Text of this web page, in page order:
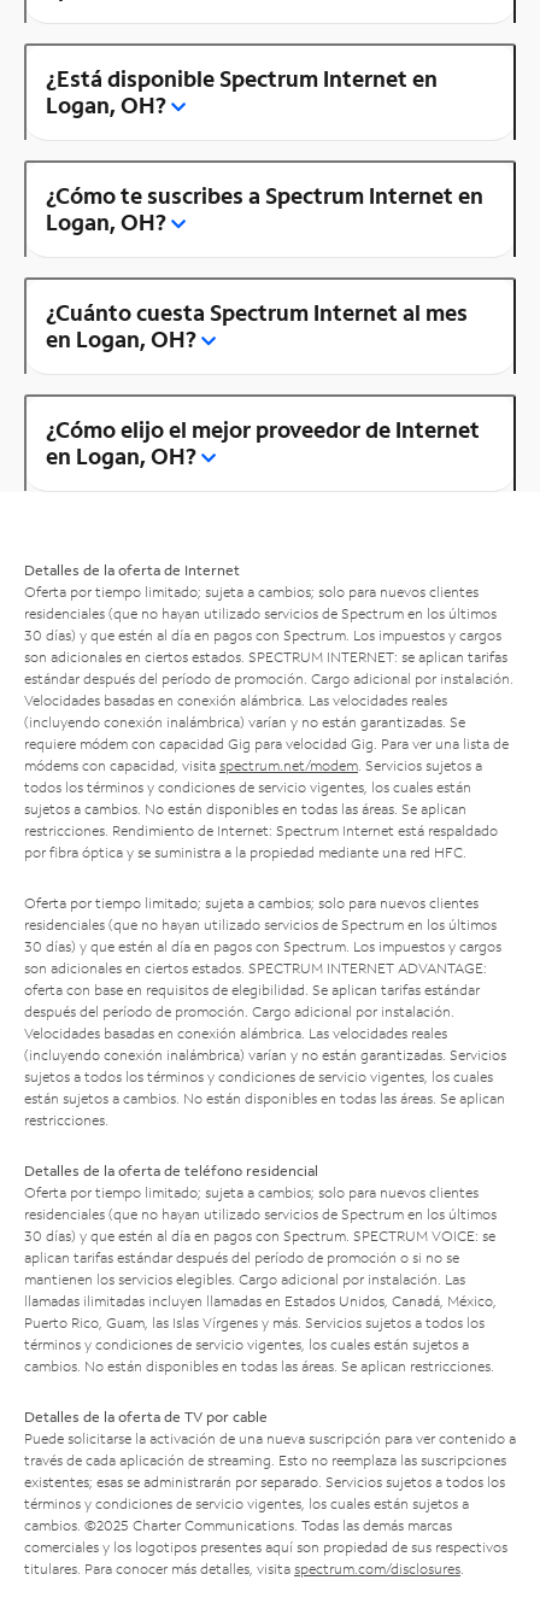
¿Está disponible Spectrum Internet en
Logan, OH?
¿Cómo te suscribes a Spectrum Internet en
Logan, OH?
¿Cuánto cuesta Spectrum Internet al mes
en Logan, OH?
¿Cómo elijo el mejor proveedor de Internet
en Logan, OH?
Detalles de la oferta de Internet
Oferta por tiempo limitado; sujeta a cambios; solo para nuevos clientes
residenciales (que no hayan utilizado servicios de Spectrum en los últimos
30 días) y que estén al día en pagos con Spectrum. Los impuestos y cargos
son adicionales en ciertos estados. SPECTRUM INTERNET: se aplican tarifas
estándar después del período de promoción. Cargo adicional por instalación.
Velocidades basadas en conexión alámbrica. Las velocidades reales
(incluyendo conexión inalámbrica) varían y no están garantizadas. Se
requiere módem con capacidad Gig para velocidad Gig. Para ver una lista de
módems con capacidad, visita spectrum.net/modem . Servicios sujetos a
todos los términos y condiciones de servicio vigentes, los cuales están
sujetos a cambios. No están disponibles en todas las áreas. Se aplican
restricciones. Rendimiento de Internet: Spectrum Internet está respaldado
por fibra óptica y se suministra a la propiedad mediante una red HFC.
Oferta por tiempo limitado; sujeta a cambios; solo para nuevos clientes
residenciales (que no hayan utilizado servicios de Spectrum en los últimos
30 días) y que estén al día en pagos con Spectrum. Los impuestos y cargos
son adicionales en ciertos estados. SPECTRUM INTERNET ADVANTAGE:
oferta con base en requisitos de elegibilidad. Se aplican tarifas estándar
después del período de promoción. Cargo adicional por instalación.
Velocidades basadas en conexión alámbrica. Las velocidades reales
(incluyendo conexión inalámbrica) varían y no están garantizadas. Servicios
sujetos a todos los términos y condiciones de servicio vigentes, los cuales
están sujetos a cambios. No están disponibles en todas las áreas. Se aplican
restricciones.
Detalles de la oferta de teléfono residencial
Oferta por tiempo limitado; sujeta a cambios; solo para nuevos clientes
residenciales (que no hayan utilizado servicios de Spectrum en los últimos
30 días) y que estén al día en pagos con Spectrum. SPECTRUM VOICE: se
aplican tarifas estándar después del período de promoción o si no se
mantienen los servicios elegibles. Cargo adicional por instalación. Las
llamadas ilimitadas incluyen llamadas en Estados Unidos, Canadá, México,
Puerto Rico, Guam, las Islas Vírgenes y más. Servicios sujetos a todos los
términos y condiciones de servicio vigentes, los cuales están sujetos a
cambios. No están disponibles en todas las áreas. Se aplican restricciones.
Detalles de la oferta de TV por cable
Puede solicitarse la activación de una nueva suscripción para ver contenido a
través de cada aplicación de streaming. Esto no reemplaza las suscripciones
existentes; esas se administrarán por separado. Servicios sujetos a todos los
términos y condiciones de servicio vigentes, los cuales están sujetos a
cambios. ©2025 Charter Communications. Todas las demás marcas
comerciales y los logotipos presentes aquí son propiedad de sus respectivos
titulares. Para conocer más detalles, visita spectrum.com/disclosures